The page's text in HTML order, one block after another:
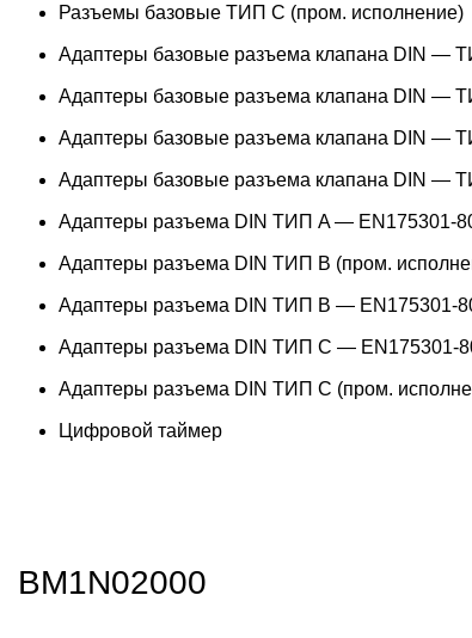
Разъемы базовые ТИП C (пром. исполнение)
Адаптеры базовые разъема клапана DIN —
Адаптеры базовые разъема клапана DIN —
Адаптеры базовые разъема клапана DIN —
Адаптеры базовые разъема клапана DIN —
Адаптеры разъема DIN ТИП A — EN175301-
Адаптеры разъема DIN ТИП B (пром.
Адаптеры разъема DIN ТИП B — EN175301-
Адаптеры разъема DIN ТИП C — EN175301-
Адаптеры разъема DIN ТИП C (пром.
Цифровой таймер
BM1N02000